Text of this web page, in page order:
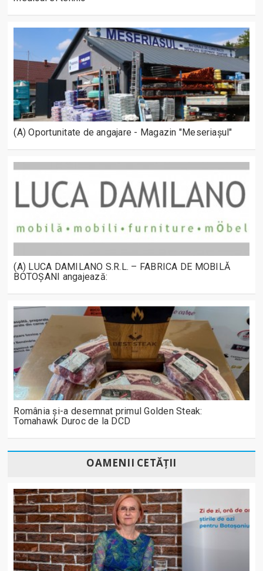
(A) Oportunitate de angajare - Magazin "Meseriașul"
(A) LUCA DAMILANO S.R.L. – FABRICA DE MOBILĂ
BOTOȘANI angajează:
România și-a desemnat primul Golden Steak:
Tomahawk Duroc de la DCD
OAMENII CETĂȚII